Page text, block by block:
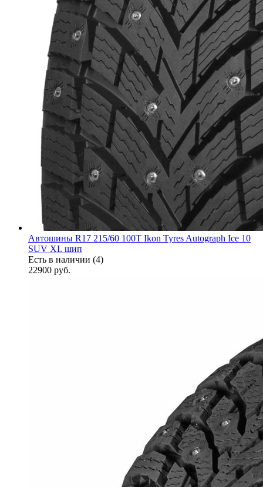
Автошины R17 215/60 100T Ikon Tyres Autograph Ice 10
SUV XL шип
Есть в наличии (4)
22900 руб.